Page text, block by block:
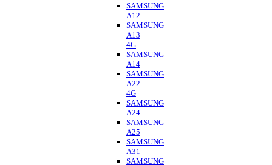
SAMSUNG
A12
SAMSUNG
A13
4G
SAMSUNG
A14
SAMSUNG
A22
4G
SAMSUNG
A24
SAMSUNG
A25
SAMSUNG
A31
SAMSUNG